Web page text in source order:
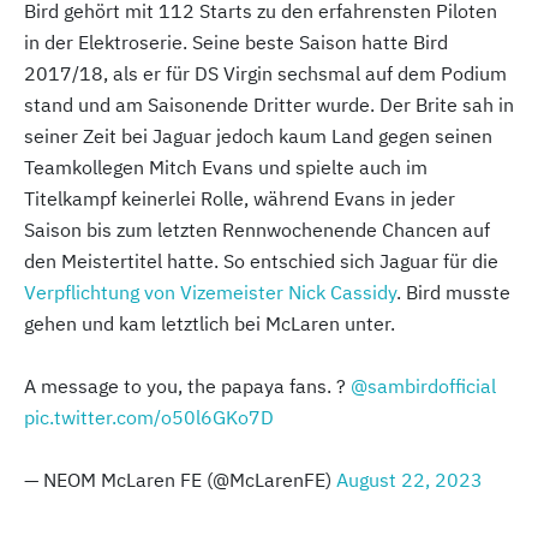
Bird gehört mit 112 Starts zu den erfahrensten Piloten
in der Elektroserie. Seine beste Saison hatte Bird
2017/18, als er für DS Virgin sechsmal auf dem Podium
stand und am Saisonende Dritter wurde. Der Brite sah in
seiner Zeit bei Jaguar jedoch kaum Land gegen seinen
Teamkollegen Mitch Evans und spielte auch im
Titelkampf keinerlei Rolle, während Evans in jeder
Saison bis zum letzten Rennwochenende Chancen auf
den Meistertitel hatte. So entschied sich Jaguar für die
Verpflichtung von Vizemeister Nick Cassidy. Bird musste
gehen und kam letztlich bei McLaren unter.
A message to you, the papaya fans. ? @sambirdofficial
pic.twitter.com/o50l6GKo7D
— NEOM McLaren FE (@McLarenFE) August 22, 2023